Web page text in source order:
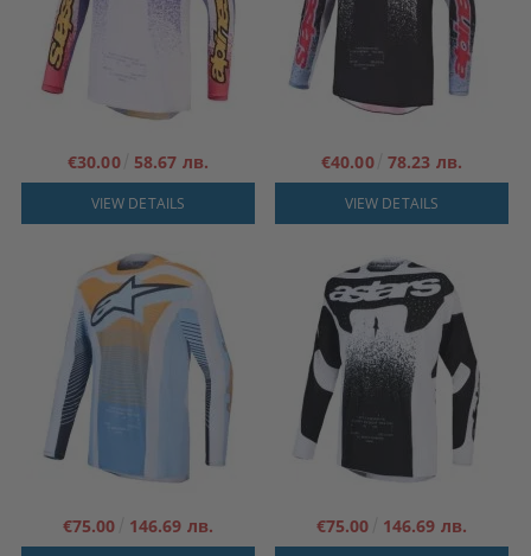
€30.00 58.67 лв.
VIEW DETAILS
€40.00 78.23 лв.
VIEW DETAILS
€75.00 146.69 лв. €75.00 146.69 лв.